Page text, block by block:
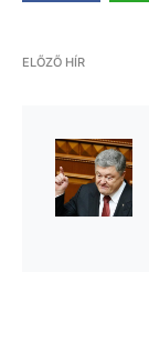
ELŐZŐ HÍR